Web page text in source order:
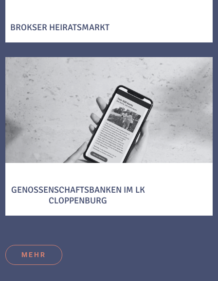
BROKSER HEIRATSMARKT
GENOSSENSCHAFTSBANKEN IM LK
CLOPPENBURG
MEHR